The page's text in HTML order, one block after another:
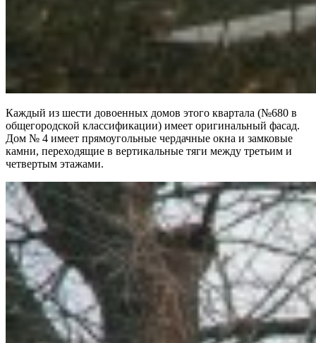
Каждый из шести довоенных домов этого квартала (№680 в
общегородской классификации) имеет оригинальный фасад.
Дом № 4 имеет прямоугольные чердачные окна и замковые
камни, переходящие в вертикальные тяги между третьим и
четвертым этажами.